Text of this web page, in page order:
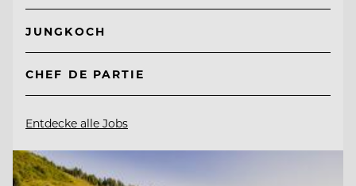
JUNGKOCH
CHEF DE PARTIE
Entdecke alle Jobs